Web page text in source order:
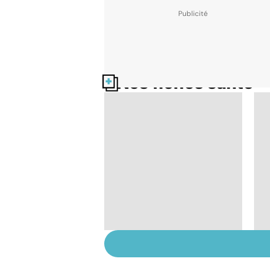
Nos fiches santé
crises de sommeil